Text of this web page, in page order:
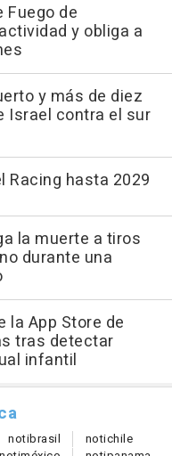
Fuego de
y obliga a
y más de diez
Israel contra el sur
Racing hasta 2029
la muerte a tiros
durante una
la App Store de
tras detectar
infantil
notibrasil notichile